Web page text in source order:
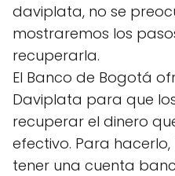
daviplata, no se
mostraremos los
recuperarla.
El Banco de Bogotá
Daviplata para que
recuperar el dinero
efectivo. Para
tener una cuenta